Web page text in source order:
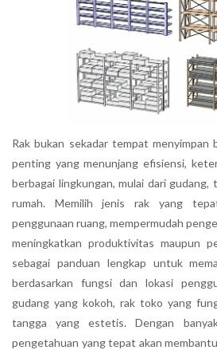
Rak bukan sekadar tempat menyimpan
penting yang menunjang efisiensi,
berbagai lingkungan, mulai dari gudang,
rumah. Memilih jenis rak yang
penggunaan ruang, mempermudah
meningkatkan produktivitas maupun
sebagai panduan lengkap untuk
berdasarkan fungsi dan lokasi
gudang yang kokoh, rak toko yang
tangga yang estetis. Dengan
pengetahuan yang tepat akan